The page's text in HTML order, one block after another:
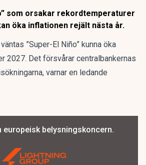
som orsakar rekordtemperaturer
öka inflationen rejält nästa år.
”Super-El Niño” kunna öka
2027. Det försvårar centralbankernas
varnar en ledande
europeisk belysningskoncern.